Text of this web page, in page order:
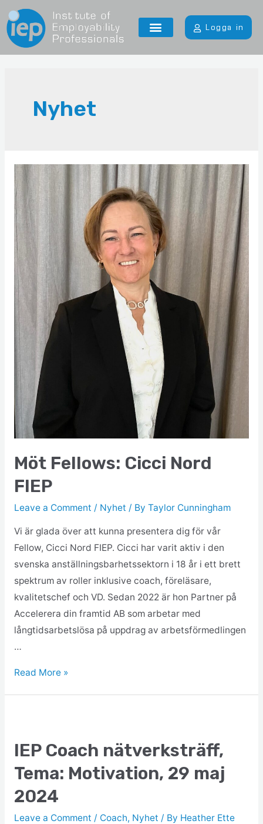
Logga in
Nyhet
Möt Fellows: Cicci Nord
FIEP
Leave a Comment / Nyhet / By Taylor Cunningham
Vi är glada över att kunna presentera dig för vår
Fellow, Cicci Nord FIEP. Cicci har varit aktiv i den
svenska anställningsbarhetssektorn i 18 år i ett brett
spektrum av roller inklusive coach, föreläsare,
kvalitetschef och VD. Sedan 2022 är hon Partner på
Accelerera din framtid AB som arbetar med
långtidsarbetslösa på uppdrag av arbetsförmedlingen
…
Read More »
IEP Coach nätverksträff,
Tema: Motivation, 29 maj
2024
Leave a Comment / Coach, Nyhet / By Heather Ette